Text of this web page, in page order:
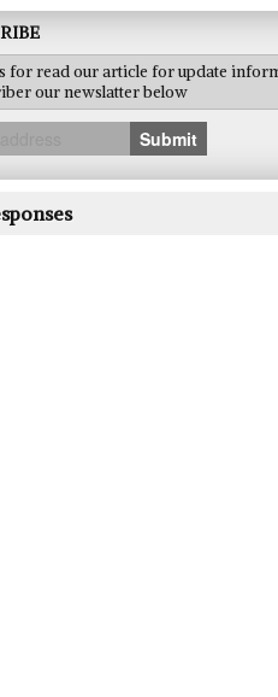
for read our article for update
our newslatter below
Submit